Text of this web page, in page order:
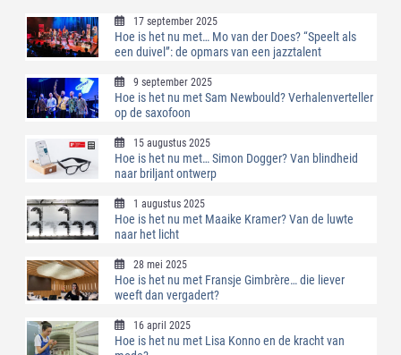
17 september 2025
Hoe is het nu met… Mo van der Does? “Speelt als
een duivel”: de opmars van een jazztalent
9 september 2025
Hoe is het nu met Sam Newbould? Verhalenverteller
op de saxofoon
15 augustus 2025
Hoe is het nu met… Simon Dogger? Van blindheid
naar briljant ontwerp
1 augustus 2025
Hoe is het nu met Maaike Kramer? Van de luwte
naar het licht
28 mei 2025
Hoe is het nu met Fransje Gimbrère… die liever
weeft dan vergadert?
16 april 2025
Hoe is het nu met Lisa Konno en de kracht van